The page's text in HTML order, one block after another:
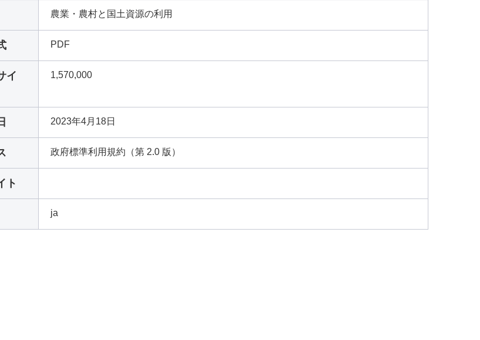
農業・農村と国土資源の利用
PDF
イ
1,570,000
2023年4月18日
政府標準利用規約（第 2.0 版）
ト
ja